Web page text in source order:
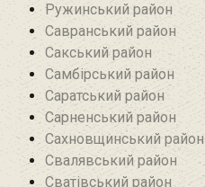
Ружинський район
Савранський район‎
Сакський район
Самбірський район
Саратський район‎
Сарненський район
Сахновщинський район
Свалявський район
Сватівський район